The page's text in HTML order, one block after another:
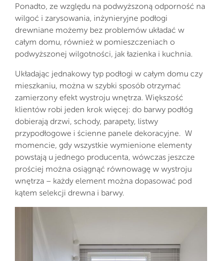
Ponadto, ze względu na podwyższoną odporność na
wilgoć i zarysowania, inżynieryjne podłogi
drewniane możemy bez problemów układać w
całym domu, również w pomieszczeniach o
podwyższonej wilgotności, jak łazienka i kuchnia.
Układając jednakowy typ podłogi w całym domu czy
mieszkaniu, można w szybki sposób otrzymać
zamierzony efekt wystroju wnętrza. Większość
klientów robi jeden krok więcej: do barwy podłóg
dobierają drzwi, schody, parapety, listwy
przypodłogowe i ścienne panele dekoracyjne. W
momencie, gdy wszystkie wymienione elementy
powstają u jednego producenta, wówczas jeszcze
prościej można osiągnąć równowagę w wystroju
wnętrza – każdy element można dopasować pod
kątem selekcji drewna i barwy.